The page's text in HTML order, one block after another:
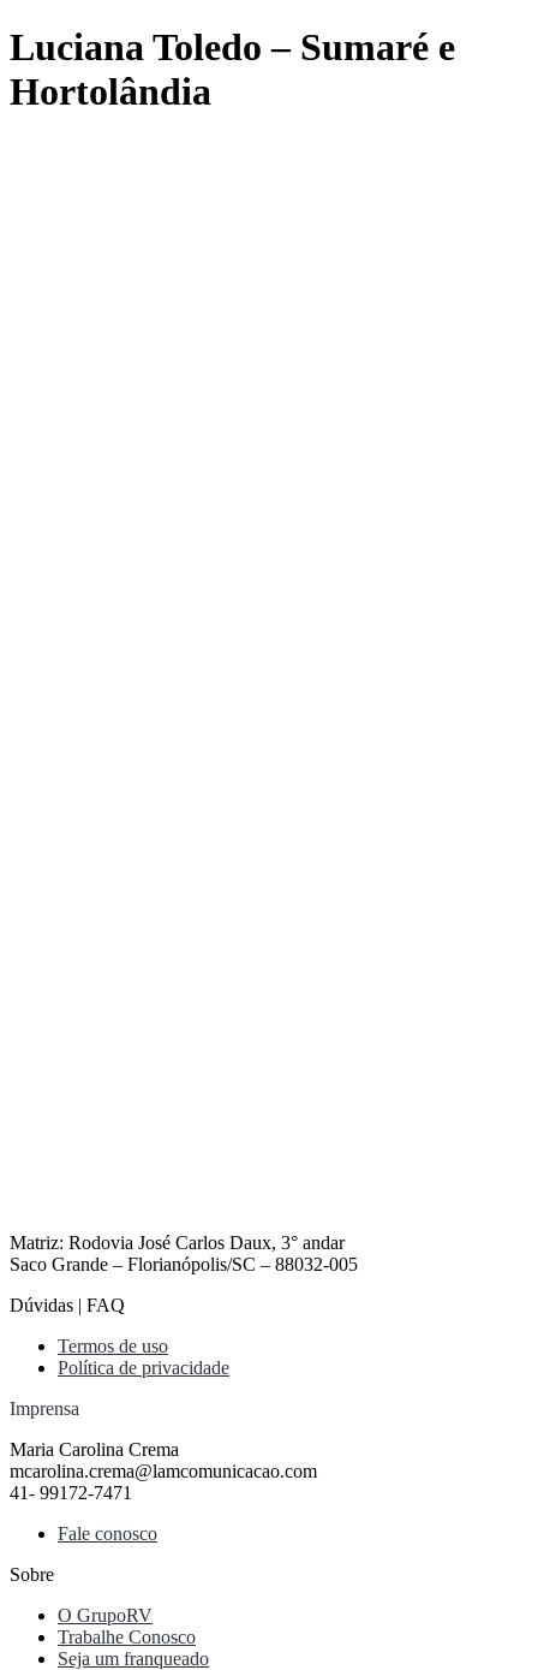
Luciana Toledo – Sumaré e
Hortolândia
Matriz: Rodovia José Carlos Daux, 3° andar
Saco Grande – Florianópolis/SC – 88032-005
Dúvidas | FAQ
Termos de uso
Política de privacidade
Imprensa
Maria Carolina Crema
mcarolina.crema@lamcomunicacao.com
41- 99172-7471
Fale conosco
Sobre
O GrupoRV
Trabalhe Conosco
Seja um franqueado